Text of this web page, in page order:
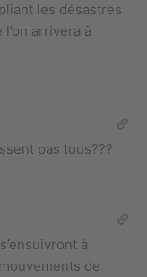
les désastres
arrivera à
pas tous???
à
de